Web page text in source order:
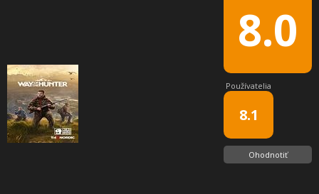
8.0
Používatelia
8.1
Ohodnotiť